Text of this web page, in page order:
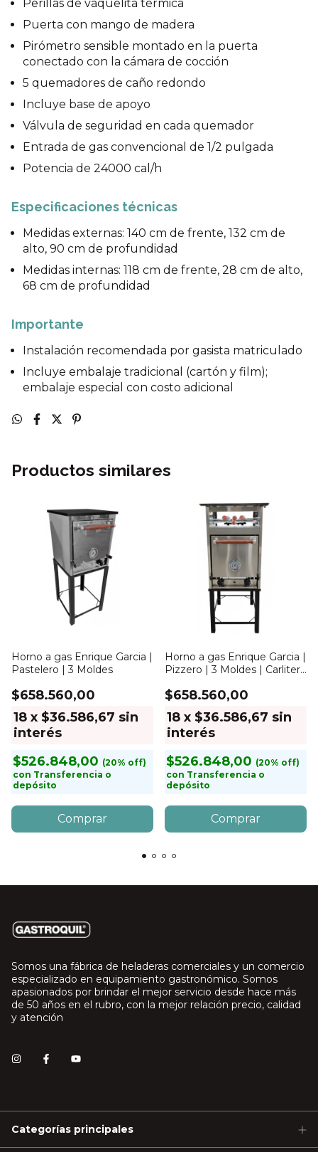
Perillas de vaquelita térmica
Puerta con mango de madera
Pirómetro sensible montado en la puerta
conectado con la cámara de cocción
5 quemadores de caño redondo
Incluye base de apoyo
Válvula de seguridad en cada quemador
Entrada de gas convencional de 1/2 pulgada
Potencia de 24000 cal/h
Especificaciones técnicas
Medidas externas: 140 cm de frente, 132 cm de
alto, 90 cm de profundidad
Medidas internas: 118 cm de frente, 28 cm de alto,
68 cm de profundidad
Importante
Instalación recomendada por gasista matriculado
Incluye embalaje tradicional (cartón y film);
embalaje especial con costo adicional
Productos similares
Horno a gas Enrique Garcia |
Pastelero | 3 Moldes
$658.560,00
18 x $36.586,67 sin
interés
$526.848,00
con Transferencia o
depósito
Horno a gas Enrique Garcia |
Pizzero | 3 Moldes | Carlitero
$658.560,00
18 x $36.586,67 sin
interés
$526.848,00
con Transferencia o
depósito
Somos una fábrica de heladeras comerciales y un comercio
especializado en equipamiento gastronómico. Somos
apasionados por brindar el mejor servicio desde hace más
de 50 años en el rubro, con la mejor relación precio, calidad
y atención
Categorías principales